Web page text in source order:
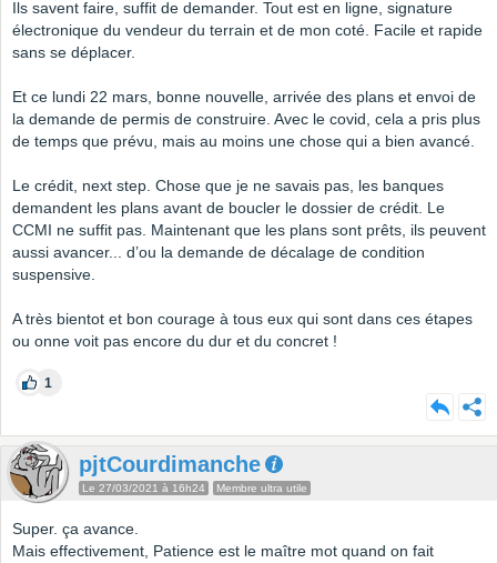
Ils savent faire, suffit de demander. Tout est en ligne, signature
électronique du vendeur du terrain et de mon coté. Facile et rapide
sans se déplacer.
Et ce lundi 22 mars, bonne nouvelle, arrivée des plans et envoi de
la demande de permis de construire. Avec le covid, cela a pris plus
de temps que prévu, mais au moins une chose qui a bien avancé.
Le crédit, next step. Chose que je ne savais pas, les banques
demandent les plans avant de boucler le dossier de crédit. Le
CCMI ne suffit pas. Maintenant que les plans sont prêts, ils peuvent
aussi avancer... d’ou la demande de décalage de condition
suspensive.
A très bientot et bon courage à tous eux qui sont dans ces étapes
ou onne voit pas encore du dur et du concret !
1
pjtCourdimanche
Le 27/03/2021 à 16h24 Membre ultra utile
Super. ça avance.
Mais effectivement, Patience est le maître mot quand on fait